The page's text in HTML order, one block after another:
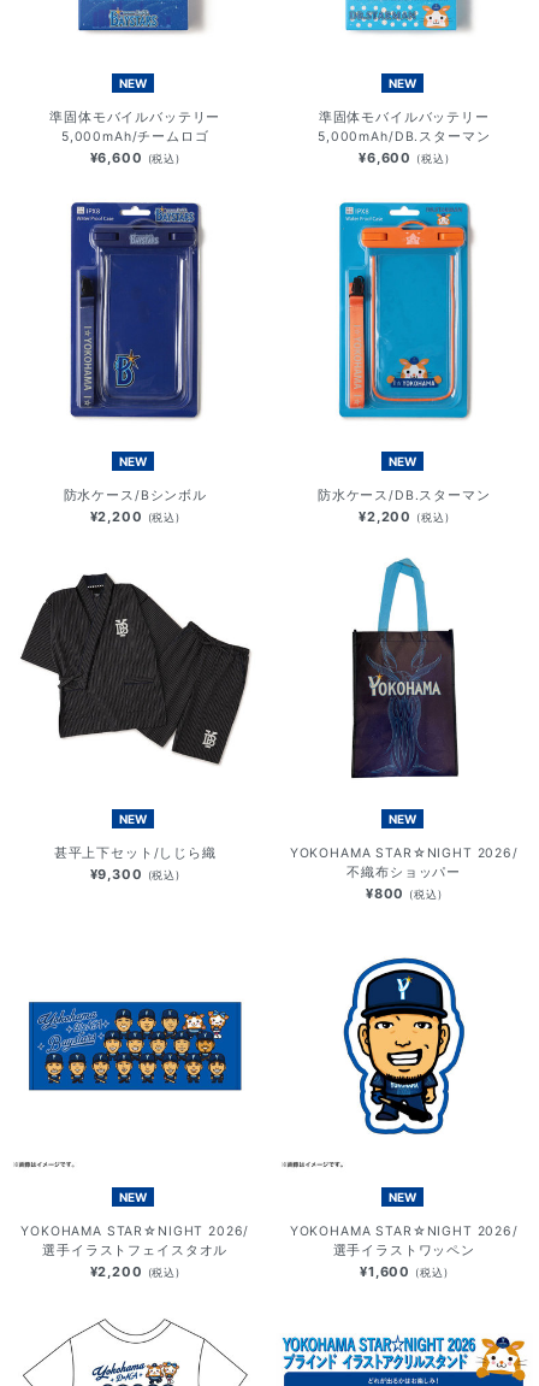
NEW
準固体モバイルバッテリー
5,000mAh/チームロゴ
¥6,600 (税込)
NEW
準固体モバイルバッテリー
5,000mAh/DB.スターマン
¥6,600 (税込)
NEW
防水ケース/Bシンボル
¥2,200 (税込)
NEW
防水ケース/DB.スターマン
¥2,200 (税込)
NEW
甚平上下セット/しじら織
¥9,300 (税込)
NEW
YOKOHAMA STAR☆NIGHT 2026/
不織布ショッパー
¥800 (税込)
NEW
YOKOHAMA STAR☆NIGHT 2026/
選手イラストフェイスタオル
¥2,200 (税込)
NEW
YOKOHAMA STAR☆NIGHT 2026/
選手イラストワッペン
¥1,600 (税込)